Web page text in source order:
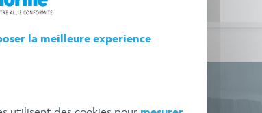
la meilleure experience